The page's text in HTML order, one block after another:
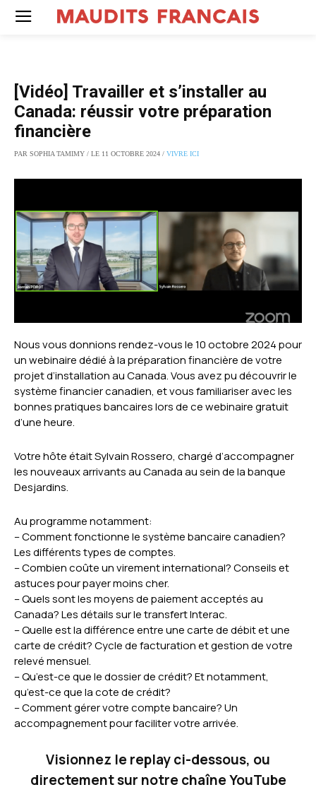
[Vidéo] Travailler et s’installer au
Canada: réussir votre préparation
financière
PAR SOPHIA TAMIMY / LE 11 OCTOBRE 2024 / VIVRE ICI
Nous vous donnions rendez-vous le 10 octobre 2024 pour
un webinaire dédié à la préparation financière de votre
projet d’installation au Canada. Vous avez pu découvrir le
système financier canadien, et vous familiariser avec les
bonnes pratiques bancaires lors de ce webinaire gratuit
d’une heure.
Votre hôte était Sylvain Rossero, chargé d’accompagner
les nouveaux arrivants au Canada au sein de la banque
Desjardins.
Au programme notamment:
– Comment fonctionne le système bancaire canadien?
Les différents types de comptes.
– Combien coûte un virement international? Conseils et
astuces pour payer moins cher.
– Quels sont les moyens de paiement acceptés au
Canada? Les détails sur le transfert Interac.
– Quelle est la différence entre une carte de débit et une
carte de crédit? Cycle de facturation et gestion de votre
relevé mensuel.
– Qu’est-ce que le dossier de crédit? Et notamment,
qu’est-ce que la cote de crédit?
– Comment gérer votre compte bancaire? Un
accompagnement pour faciliter votre arrivée.
Visionnez le replay ci-dessous, ou
directement sur notre chaîne YouTube